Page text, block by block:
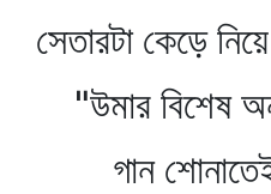
সেতারটা কেড়ে
"উমার বিশেষ
গান